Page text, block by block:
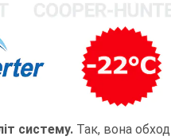
систему. Так, вона